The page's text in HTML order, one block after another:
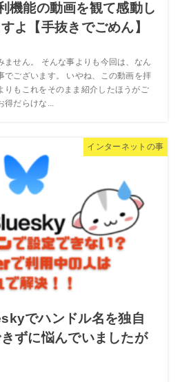
機能の動画を観て感動し
よ【手抜きでごめん】
ません。 そんな事よりも今回は、なん
でございます。 いやね、この動画を拝
りもこれをそのまま紹介したほうがご
得だらけな...
インターネットの事
でハンドル名を独自
ずに悩んでいましたが